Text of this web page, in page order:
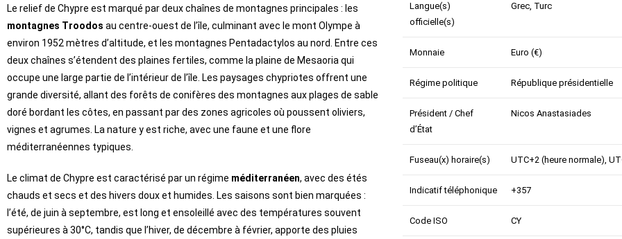
Le relief de Chypre est marqué par deux chaînes de montagnes principales : les
montagnes Troodos au centre-ouest de l’île, culminant avec le mont Olympe à
environ 1952 mètres d’altitude, et les montagnes Pentadactylos au nord. Entre ces
deux chaînes s’étendent des plaines fertiles, comme la plaine de Mesaoria qui
occupe une large partie de l’intérieur de l’île. Les paysages chypriotes offrent une
grande diversité, allant des forêts de conifères des montagnes aux plages de sable
doré bordant les côtes, en passant par des zones agricoles où poussent oliviers,
vignes et agrumes. La nature y est riche, avec une faune et une flore
méditerranéennes typiques.
Le climat de Chypre est caractérisé par un régime méditerranéen, avec des étés
chauds et secs et des hivers doux et humides. Les saisons sont bien marquées :
l’été, de juin à septembre, est long et ensoleillé avec des températures souvent
supérieures à 30°C, tandis que l’hiver, de décembre à février, apporte des pluies
Langue(s)
officielle(s)
Grec, Turc
Monnaie Euro (€)
Régime politique République présidentielle
Président / Chef
d’État
Nicos Anastasiades
Fuseau(x) horaire(s) UTC+2 (heure normale),
Indicatif téléphonique +357
Code ISO CY